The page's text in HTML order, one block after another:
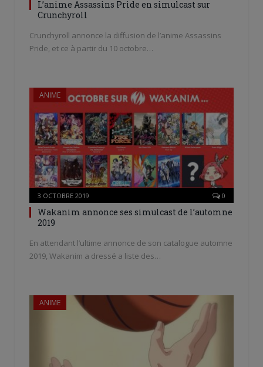
L’anime Assassins Pride en simulcast sur
Crunchyroll
Crunchyroll annonce la diffusion de l’anime Assassins
Pride, et ce à partir du 10 octobre…
ANIME
3 OCTOBRE 2019 0
Wakanim annonce ses simulcast de l’automne
2019
En attendant l’ultime annonce de son catalogue automne
2019, Wakanim a dressé a liste des…
ANIME